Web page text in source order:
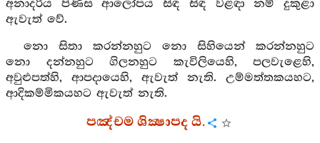
අනාදරිය පිණිස ආලෝපය සිඳ සිඳ වළඳා නම් දුකුළා
ඇවැත් වේ.
නො සිතා කරන්නහුට නො සිහියෙන් කරන්නහුට
නො දන්නහුට ගිලනහුට කැවිලියෙහි, පලවැළෙහි,
අවුළුපත්හි, ආපදායෙහි, ඇවැත් නැති. උම්මත්තකයහට,
ආදිකම්මිකයහට ඇවැත් නැති.
පඤ්චම ශික්‍ෂාපද යි.